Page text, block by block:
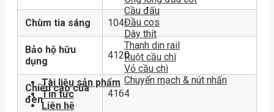
Cầu đấu
Đầu cos
Dây thít
Thanh din rail
Ruột cầu chì
Vỏ cầu chì
Chuyển mạch & nút nhấn
Tài liệu sản phẩm
Tin tức
Liên hệ
Chùm tia sáng 104
Bảo hộ hữu
dụng
4120
Chiều cao của
đèn
4164